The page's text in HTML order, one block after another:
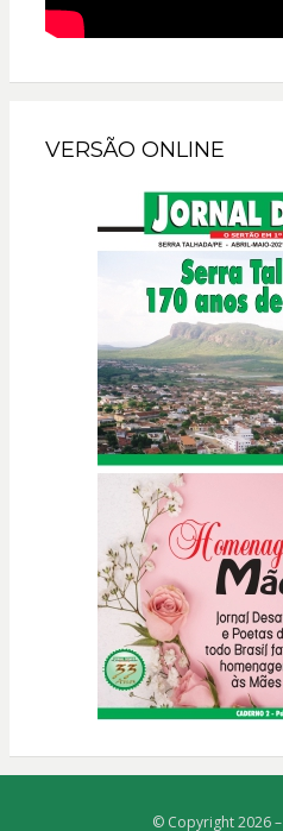
VERSÃO ONLINE
© Copyright 2026 –